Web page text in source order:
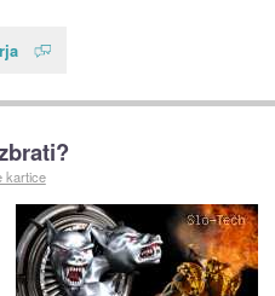
kartice